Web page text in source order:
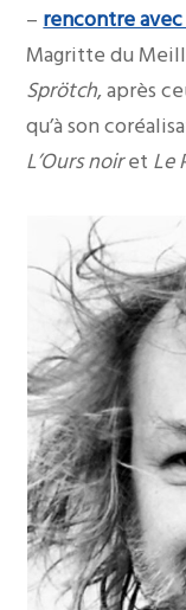
–rencontre
Magritte du
Sprötch, après
qu’à son
L’Ours noiret Le